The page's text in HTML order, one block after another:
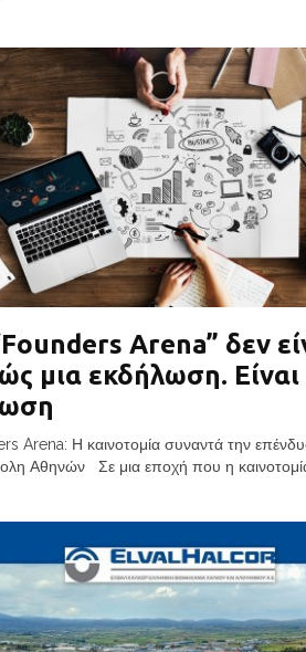
Arena” δεν
μια εκδήλωση. Είναι
Arena: Η καινοτομία συναντά την
Αθηνών Σε μια εποχή που η